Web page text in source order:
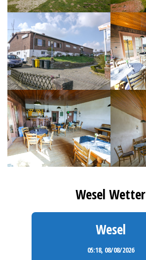
Wesel Wetter
Wesel
05:18, 08/08/2026